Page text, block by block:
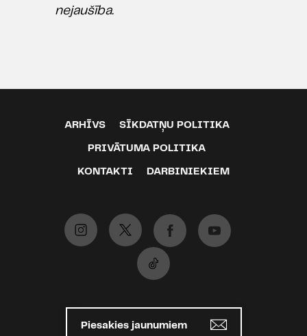
nejaušība.
ARHĪVS SĪKDATŅU POLITIKA
PRIVĀTUMA POLITIKA
KONTAKTI DARBINIEKIEM
Piesakies jaunumiem